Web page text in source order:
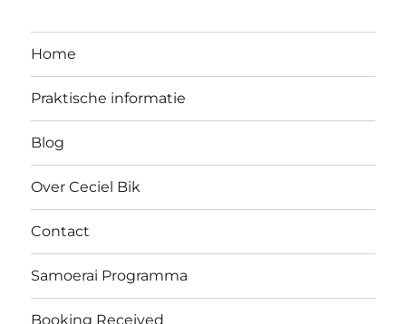
Home
Praktische informatie
Blog
Over Ceciel Bik
Contact
Samoerai Programma
Booking Received